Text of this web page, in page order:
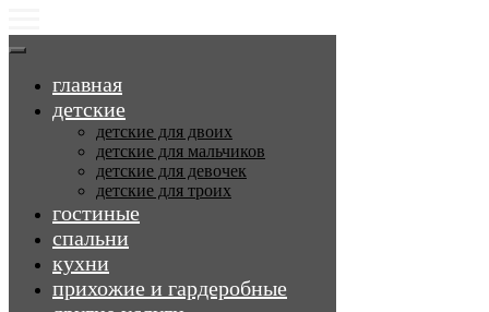
главная
детские
детские для двоих
детские для мальчиков
детские для девочек
детские для троих
гостиные
спальни
кухни
прихожие и гардеробные